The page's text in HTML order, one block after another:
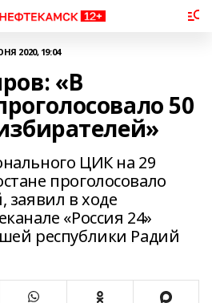
2020, 19:04
«В
50
ЦИК на 29
проголосовало
заявил в ходе
«Россия 24»
республики Радий